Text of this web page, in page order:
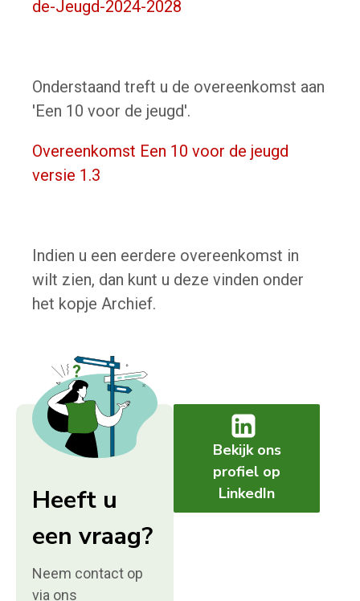
de-Jeugd-2024-2028
Onderstaand treft u de overeenkomst aan
'Een 10 voor de jeugd'.
Overeenkomst Een 10 voor de jeugd
versie 1.3
Indien u een eerdere overeenkomst in
wilt zien, dan kunt u deze vinden onder
het kopje Archief.
Heeft u
een vraag?
Neem contact op
via ons
Bekijk ons
profiel op
LinkedIn